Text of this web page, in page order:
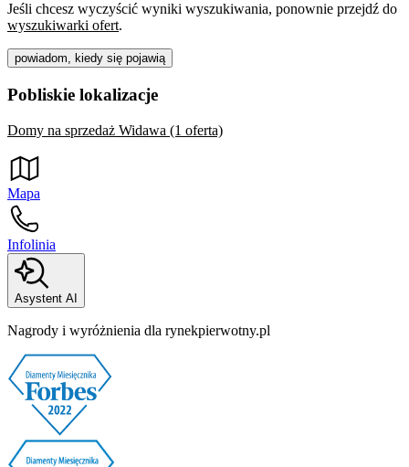
Jeśli chcesz wyczyścić wyniki wyszukiwania, ponownie przejdź do
wyszukiwarki ofert.
powiadom, kiedy się pojawią
Pobliskie lokalizacje
Domy na sprzedaż Widawa (1 oferta)
Mapa
Infolinia
Asystent AI
Nagrody i wyróżnienia dla rynekpierwotny.pl